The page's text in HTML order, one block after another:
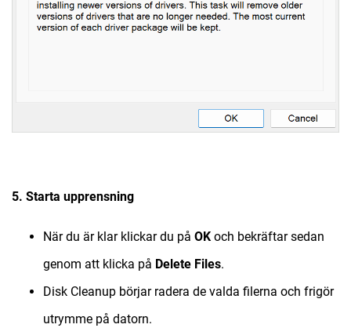
5. Starta upprensning
När du är klar klickar du på OK och bekräftar sedan
genom att klicka på Delete Files.
Disk Cleanup börjar radera de valda filerna och frigör
utrymme på datorn.